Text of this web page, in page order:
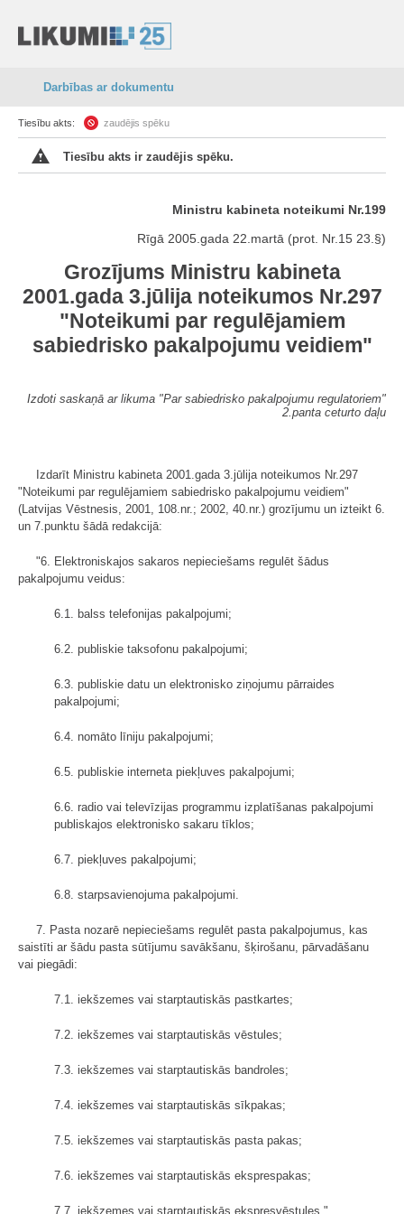
Darbības ar dokumentu
Tiesību akts: zaudējis spēku
Tiesību akts ir zaudējis spēku.
Ministru kabineta noteikumi Nr.199
Rīgā 2005.gada 22.martā (prot. Nr.15 23.§)
Grozījums Ministru kabineta
2001.gada 3.jūlija noteikumos Nr.297
"Noteikumi par regulējamiem
sabiedrisko pakalpojumu veidiem"
Izdoti saskaņā ar likuma "Par sabiedrisko pakalpojumu regulatoriem"
2.panta ceturto daļu
Izdarīt Ministru kabineta 2001.gada 3.jūlija noteikumos Nr.297
"Notei­kumi par regulējamiem sabiedrisko pakalpojumu veidiem"
(Latvijas Vēstnesis, 2001, 108.nr.; 2002, 40.nr.) grozījumu un izteikt 6.
un 7.punktu šādā redakcijā:
"6. Elektroniskajos sakaros nepieciešams regulēt šādus
pakalpojumu veidus:
6.1. balss telefonijas pakalpojumi;
6.2. publiskie taksofonu pakalpojumi;
6.3. publiskie datu un elektronisko ziņojumu pārraides
pakalpojumi;
6.4. nomāto līniju pakalpojumi;
6.5. publiskie interneta piekļuves pakalpojumi;
6.6. radio vai televīzijas programmu izplatīšanas pakalpojumi
publiskajos elektronisko sakaru tīklos;
6.7. piekļuves pakalpojumi;
6.8. starpsavienojuma pakalpojumi.
7. Pasta nozarē nepieciešams regulēt pasta pakalpojumus, kas
saistīti ar šādu pasta sūtījumu savākšanu, šķirošanu, pārvadāšanu
vai piegādi:
7.1. iekšzemes vai starptautiskās pastkartes;
7.2. iekšzemes vai starptautiskās vēstules;
7.3. iekšzemes vai starptautiskās bandroles;
7.4. iekšzemes vai starptautiskās sīkpakas;
7.5. iekšzemes vai starptautiskās pasta pakas;
7.6. iekšzemes vai starptautiskās eksprespakas;
7.7. iekšzemes vai starptautiskās ekspresvēstules."